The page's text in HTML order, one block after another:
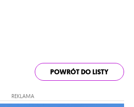
POWRÓT DO LISTY
REKLAMA